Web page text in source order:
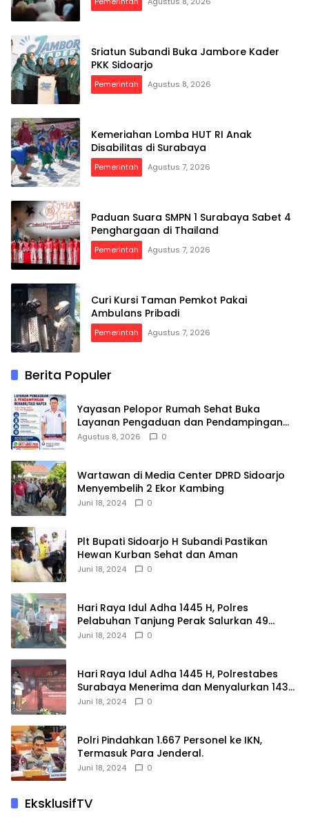
Sriatun Subandi Buka Jambore Kader
PKK Sidoarjo
Pemerintah Agustus 8, 2026
Kemeriahan Lomba HUT RI Anak
Disabilitas di Surabaya
Pemerintah Agustus 7, 2026
Paduan Suara SMPN 1 Surabaya Sabet 4
Penghargaan di Thailand
Pemerintah Agustus 7, 2026
Curi Kursi Taman Pemkot Pakai
Ambulans Pribadi
Pemerintah Agustus 7, 2026
Berita Populer
Yayasan Pelopor Rumah Sehat Buka
Layanan Pengaduan dan Pendampingan
Rehabilitasi NAPZA 24 Jam
Agustus 8, 2026 0
Wartawan di Media Center DPRD Sidoarjo
Menyembelih 2 Ekor Kambing
Juni 18, 2024 0
Plt Bupati Sidoarjo H Subandi Pastikan
Hewan Kurban Sehat dan Aman
Juni 18, 2024 0
Hari Raya Idul Adha 1445 H, Polres
Pelabuhan Tanjung Perak Salurkan 49
Hewan Korban.
Juni 18, 2024 0
Hari Raya Idul Adha 1445 H, Polrestabes
Surabaya Menerima dan Menyalurkan 143
Hewan Kurban
Juni 18, 2024 0
Polri Pindahkan 1.667 Personel ke IKN,
Termasuk Para Jenderal.
Juni 18, 2024 0
EksklusifTV